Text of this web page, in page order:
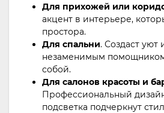
Для прихожей или
акцент в интерьере,
простора.
Для спальни. Создаст уют
незаменимым помощником
собой.
Для салонов красоты и
Профессиональный
подсветка подчеркнут